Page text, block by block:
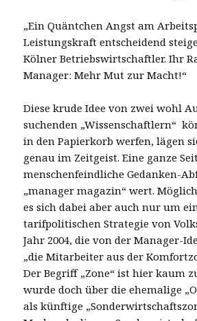
„Ein Quäntchen Angst am
Leistungskraft entscheidend
Kölner Betriebswirtschaftler. Ihr
Manager: Mehr Mut zur Macht!“
Diese krude Idee von zwei wohl
suchenden „Wissenschaftlern“
in den Papierkorb werfen, lägen
genau im Zeitgeist. Eine ganze
menschenfeindliche Gedanken-
„manager magazin“ wert.
es sich dabei aber auch nur um
tarifpolitischen Strategie von
Jahr 2004, die von der Manager-
„die Mitarbeiter aus der
Der Begriff „Zone“ ist hier kaum
wurde doch über die ehemalige
als künftige